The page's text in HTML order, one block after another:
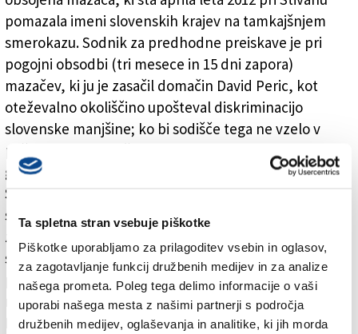
Ta spletna stran vsebuje piškotke
Piškotke uporabljamo za prilagoditev vsebin in oglasov,
za zagotavljanje funkcij družbenih medijev in za analize
našega prometa. Poleg tega delimo informacije o vaši
uporabi našega mesta z našimi partnerji s področja
družbenih medijev, oglaševanja in analitike, ki jih morda
pomazala imeni slovenskih krajev na tamkajšnjem
smerokazu. Sodnik za predhodne preiskave je pri
pogojni obsodbi (tri mesece in 15 dni zapora)
mazačev, ki ju je zasačil domačin David Peric, kot
oteževalno okoliščino upošteval diskriminacijo
slovenske manjšine; ko bi sodišče tega ne vzelo v
poštev, bi se mazača izmazala z navadno denarno
globo.
Sodba je prvič uveljavila Mancinov zakon v zvezi s
slovensko manjšino in se pri tem sklicevala tudi na
zaščitni zakon za Slovence, ki v 23. členu določa, »da
se določila iz leta 1993 uporabljajo tudi za
preprečevanje in represijo pojavov nestrpnosti in
nasilja nad pripadniki jezikovnih manjšin«. Odvetnika
Marco Jarc za SKGZ in Peter Močnik za SSO ter